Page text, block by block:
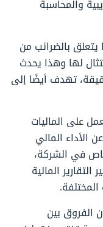
والمحاسبة
بالضرائب من
لها وهذا يحدث
تهدف أيضًا إلى
على الماليات
الأداء المالي
في الشركة،
المالية
المختلفة.
الفروق بين